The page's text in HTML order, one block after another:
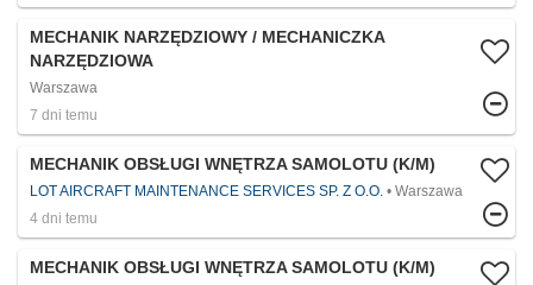
MECHANIK NARZĘDZIOWY / MECHANICZKA
NARZĘDZIOWA
Warszawa
7 dni temu
MECHANIK OBSŁUGI WNĘTRZA SAMOLOTU (K/M)
LOT AIRCRAFT MAINTENANCE SERVICES SP. Z O.O.
Warszawa
4 dni temu
MECHANIK OBSŁUGI WNĘTRZA SAMOLOTU (K/M)